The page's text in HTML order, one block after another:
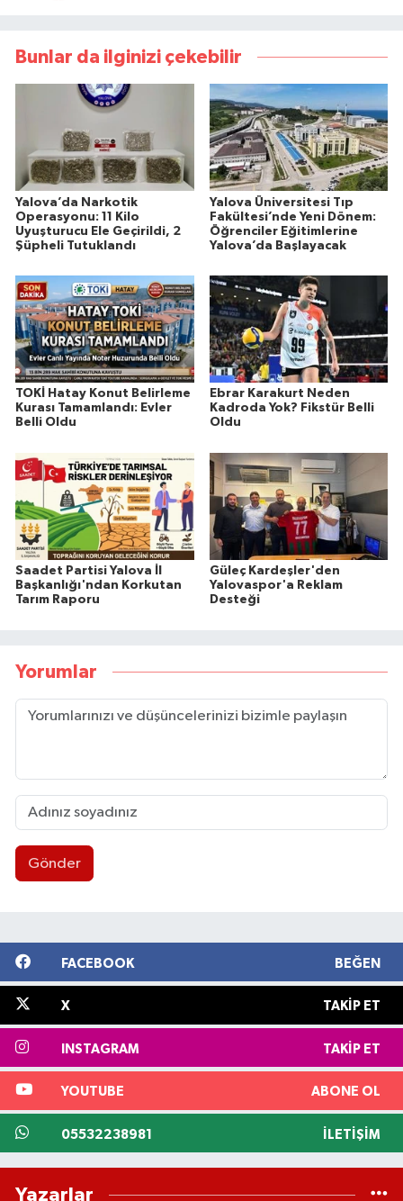
Bunlar da ilginizi çekebilir
Yalova’da Narkotik
Operasyonu: 11 Kilo
Uyuşturucu Ele Geçirildi, 2
Şüpheli Tutuklandı
Yalova Üniversitesi Tıp
Fakültesi’nde Yeni Dönem:
Öğrenciler Eğitimlerine
Yalova’da Başlayacak
TOKİ Hatay Konut Belirleme
Kurası Tamamlandı: Evler
Belli Oldu
Ebrar Karakurt Neden
Kadroda Yok? Fikstür Belli
Oldu
Saadet Partisi Yalova İl
Başkanlığı'ndan Korkutan
Tarım Raporu
Güleç Kardeşler'den
Yalovaspor'a Reklam
Desteği
Yorumlar
Gönder
FACEBOOK BEĞEN
X TAKIP ET
INSTAGRAM TAKIP ET
YOUTUBE ABONE OL
05532238981 İLETIŞIM
Yazarlar